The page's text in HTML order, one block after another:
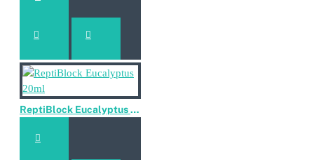
beperkt tot het minimum en wordt het zoutgehalte in de
ReptiBlock Hatchling bedding verlaagt. Nadat het
gewassen is wordt het product opnieuw gedroogd om
een schudzeef.
De gezeefde kokos chips is nu klaar om handmatig
worden afgemeten en samen geperst te worden tot onze
ReptiBlock Eucalyptus 20ml